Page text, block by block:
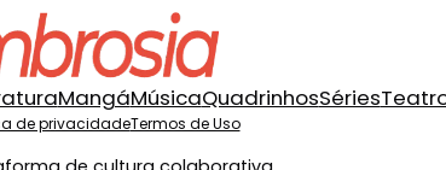
MangáMúsicaQuadrinhosSéries
de privacidadeTermos de Uso